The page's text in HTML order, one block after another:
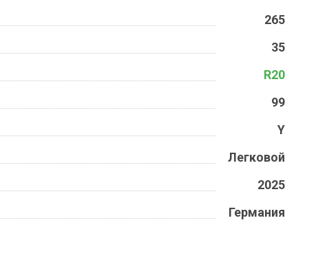
265
35
R20
99
Y
Легковой
2025
Германия